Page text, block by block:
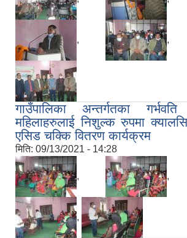
,
गाउँपालिका अन्तर्गतका
महिलाहरुलाई निशुल्क रुपमा
एसिड चक्कि वितरण कार्यक्रम
मिति: 09/13/2021 - 14:28
,
,